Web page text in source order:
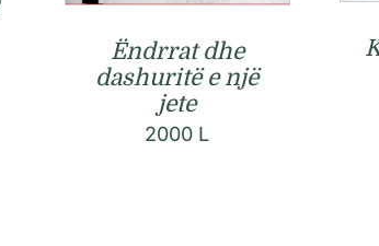
Ëndrrat dhe
dashuritë e një
jete
2000 L